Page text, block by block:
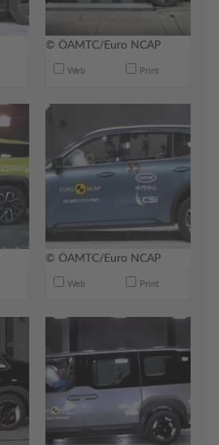
© ÖAMTC/Euro NCAP
Web Print
© ÖAMTC/Euro NCAP
Web Print